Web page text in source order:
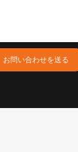
お問い合わせを送る